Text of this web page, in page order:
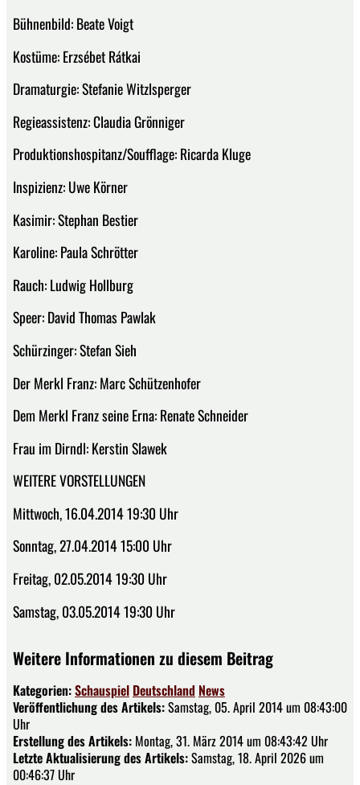
Bühnenbild: Beate Voigt
Kostüme: Erzsébet Rátkai
Dramaturgie: Stefanie Witzlsperger
Regieassistenz: Claudia Grönniger
Produktionshospitanz/Soufflage: Ricarda Kluge
Inspizienz: Uwe Körner
Kasimir: Stephan Bestier
Karoline: Paula Schrötter
Rauch: Ludwig Hollburg
Speer: David Thomas Pawlak
Schürzinger: Stefan Sieh
Der Merkl Franz: Marc Schützenhofer
Dem Merkl Franz seine Erna: Renate Schneider
Frau im Dirndl: Kerstin Slawek
WEITERE VORSTELLUNGEN
Mittwoch, 16.04.2014 19:30 Uhr
Sonntag, 27.04.2014 15:00 Uhr
Freitag, 02.05.2014 19:30 Uhr
Samstag, 03.05.2014 19:30 Uhr
Weitere Informationen zu diesem Beitrag
Kategorien:Schauspiel Deutschland News
Veröffentlichung des Artikels:Samstag, 05. April 2014 um 08:43:00
Uhr
Erstellung des Artikels: Montag, 31. März 2014 um 08:43:42 Uhr
Letzte Aktualisierung des Artikels:Samstag, 18. April 2026 um
00:46:37 Uhr